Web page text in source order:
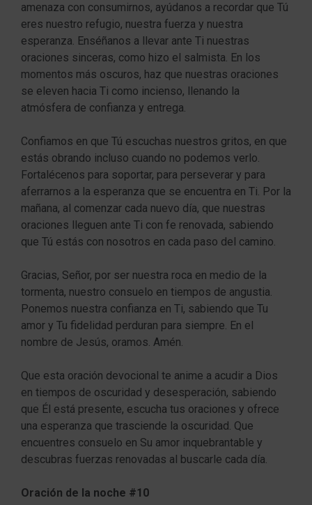
amenaza con consumirnos, ayúdanos a recordar que Tú
eres nuestro refugio, nuestra fuerza y nuestra
esperanza. Enséñanos a llevar ante Ti nuestras
oraciones sinceras, como hizo el salmista. En los
momentos más oscuros, haz que nuestras oraciones
se eleven hacia Ti como incienso, llenando la
atmósfera de confianza y entrega.
Confiamos en que Tú escuchas nuestros gritos, en que
estás obrando incluso cuando no podemos verlo.
Fortalécenos para soportar, para perseverar y para
aferrarnos a la esperanza que se encuentra en Ti. Por la
mañana, al comenzar cada nuevo día, que nuestras
oraciones lleguen ante Ti con fe renovada, sabiendo
que Tú estás con nosotros en cada paso del camino.
Gracias, Señor, por ser nuestra roca en medio de la
tormenta, nuestro consuelo en tiempos de angustia.
Ponemos nuestra confianza en Ti, sabiendo que Tu
amor y Tu fidelidad perduran para siempre. En el
nombre de Jesús, oramos. Amén.
Que esta oración devocional te anime a acudir a Dios
en tiempos de oscuridad y desesperación, sabiendo
que Él está presente, escucha tus oraciones y ofrece
una esperanza que trasciende la oscuridad. Que
encuentres consuelo en Su amor inquebrantable y
descubras fuerzas renovadas al buscarle cada día.
Oración de la noche #10